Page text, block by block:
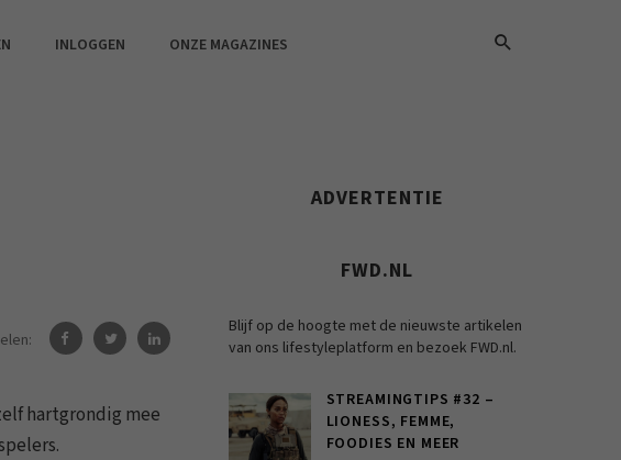
INLOGGEN ONZE MAGAZINES
hartgrondig mee
ADVERTENTIE
FWD.NL
Blijf op de hoogte met de nieuwste artikelen
van ons lifestyleplatform en bezoek FWD.nl.
STREAMINGTIPS #32 –
LIONESS, FEMME,
FOODIES EN MEER